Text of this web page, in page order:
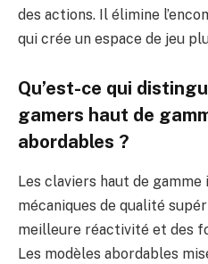
des actions. Il élimine
qui crée un espace de jeu
Qu’est-ce qui
gamers haut de
abordables ?
Les claviers haut de
mécaniques de qualité
meilleure réactivité et des
Les modèles abordables